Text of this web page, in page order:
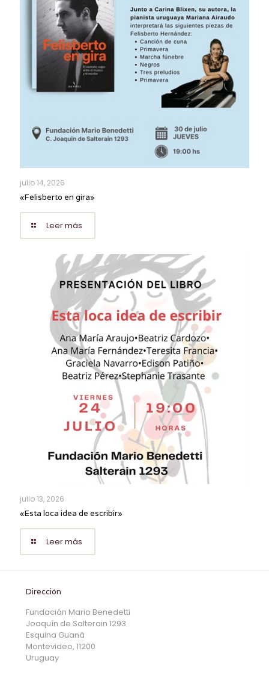
julio 14, 2026
«Felisberto en gira»
Leer más
julio 13, 2026
«Esta loca idea de escribir»
Leer más
Dirección
Fundación Mario Benedetti
Joaquín de Salterain 1293
Esquina Guaná
Montevideo, 11200
Uruguay